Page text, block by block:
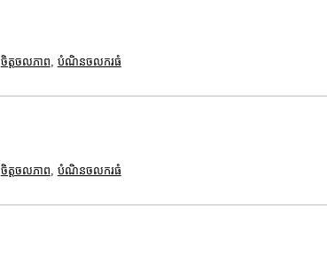
ចិត្តចលភាព បំណិនចលករធំ
ចិត្តចលភាព បំណិនចលករធំ